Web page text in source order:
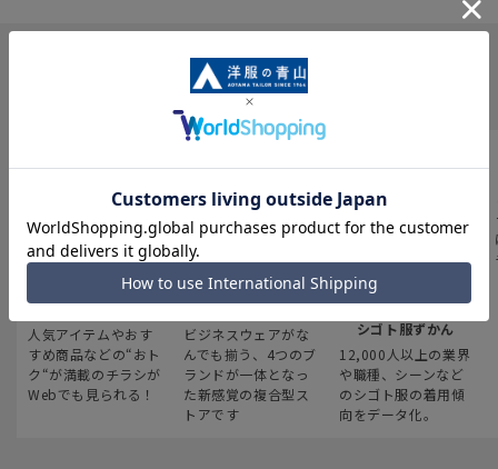
INFORMATION
最新のお買い得情報
人気アイテムやおす
すめ商品などの“おト
ク“が満載のチラシが
Webでも見られる！
スーツスクエア
ビジネスウェアがな
んでも揃う、4つのブ
ランドが一体となっ
た新感覚の複合型ス
トアです
みんなの
シゴト服ずかん
12,000人以上の業界
や職種、シーンなど
のシゴト服の着用傾
向をデータ化。